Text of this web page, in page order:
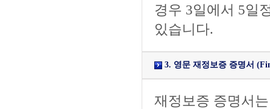
경우 3일에서 5일
있습니다.
3. 영문 재정보증 증명서
재정보증 증명서